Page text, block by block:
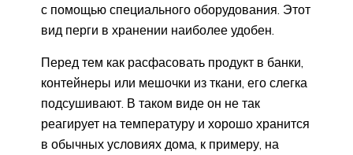
с помощью специального оборудования. Этот
вид перги в хранении наиболее удобен.
Перед тем как расфасовать продукт в банки,
контейнеры или мешочки из ткани, его слегка
подсушивают. В таком виде он не так
реагирует на температуру и хорошо хранится
в обычных условиях дома, к примеру, на